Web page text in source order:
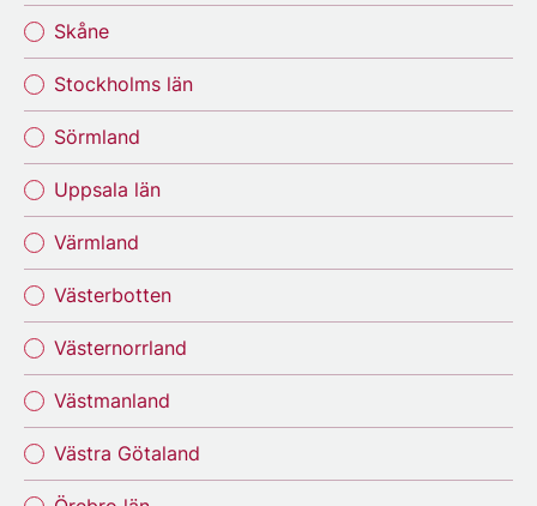
Skåne
Stockholms län
Sörmland
Uppsala län
Värmland
Västerbotten
Västernorrland
Västmanland
Västra Götaland